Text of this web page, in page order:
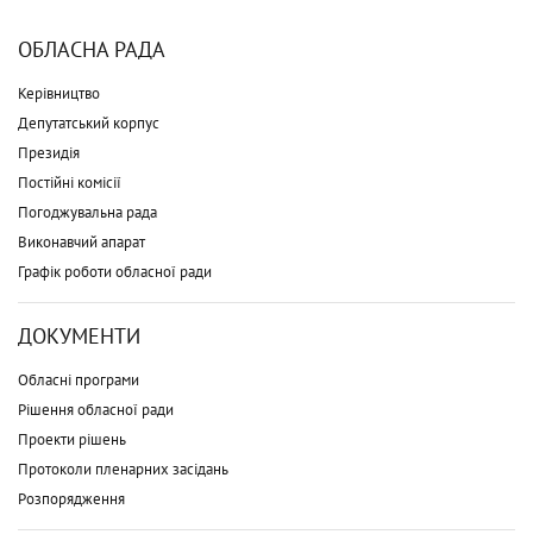
ОБЛАСНА РАДА
Керівництво
Депутатський корпус
Президія
Постійні комісії
Погоджувальна рада
Виконавчий апарат
Графік роботи обласної ради
ДОКУМЕНТИ
Обласні програми
Рішення обласної ради
Проекти рішень
Протоколи пленарних засідань
Розпорядження